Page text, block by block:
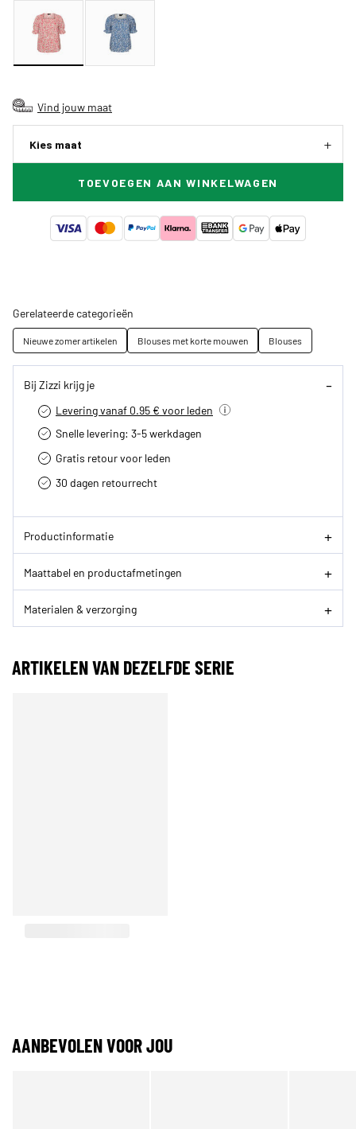
Vind jouw maat
Kies maat
TOEVOEGEN AAN WINKELWAGEN
Gerelateerde categorieën
Nieuwe zomer artikelen Blouses met korte mouwen Blouses
Bij Zizzi krijg je
Levering vanaf 0.95 € voor leden
Snelle levering: 3-5 werkdagen
Gratis retour voor leden
30 dagen retourrecht­
Productinformatie
Maattabel en productafmetingen
Materialen & verzorging
ARTIKELEN VAN DEZELFDE SERIE
AANBEVOLEN VOOR JOU